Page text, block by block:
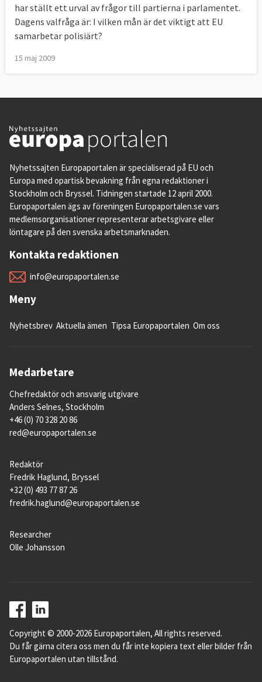
har ställt ett urval av frågor till partierna i parlamentet.
Dagens valfråga är: I vilken mån är det viktigt att EU
samarbetar polisiärt?
15 maj 2009
Nyhetssajten Europaportalen är specialiserad på EU och
Europa med opartisk bevakning från egna redaktioner i
Stockholm och Bryssel. Tidningen startade 12 april 2000.
Europaportalen ägs av föreningen Europaportalen.se vars
medlemsorganisationer representerar arbetsgivare eller
löntagare på den svenska arbetsmarknaden.
Kontakta redaktionen
info@europaportalen.se
Meny
Nyhetsbrev Aktuella ämen Tipsa Europaportalen Om oss
Medarbetare
Chefredaktör och ansvarig utgivare
Anders Selnes, Stockholm
+46 (0) 70 328 20 86
red@europaportalen.se
Redaktör
Fredrik Haglund, Bryssel
+32 (0) 493 77 87 26
fredrik.haglund@europaportalen.se
Researcher
Olle Johansson
Copyright © 2000-2026 Europaportalen, All rights reserved.
Du får gärna citera oss men du får inte kopiera text eller bilder från
Europaportalen utan tillstånd.